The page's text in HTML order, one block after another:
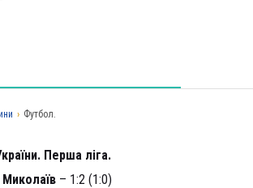
› Футбол.
Перша ліга.
Миколаїв – 1:2 (1:0)